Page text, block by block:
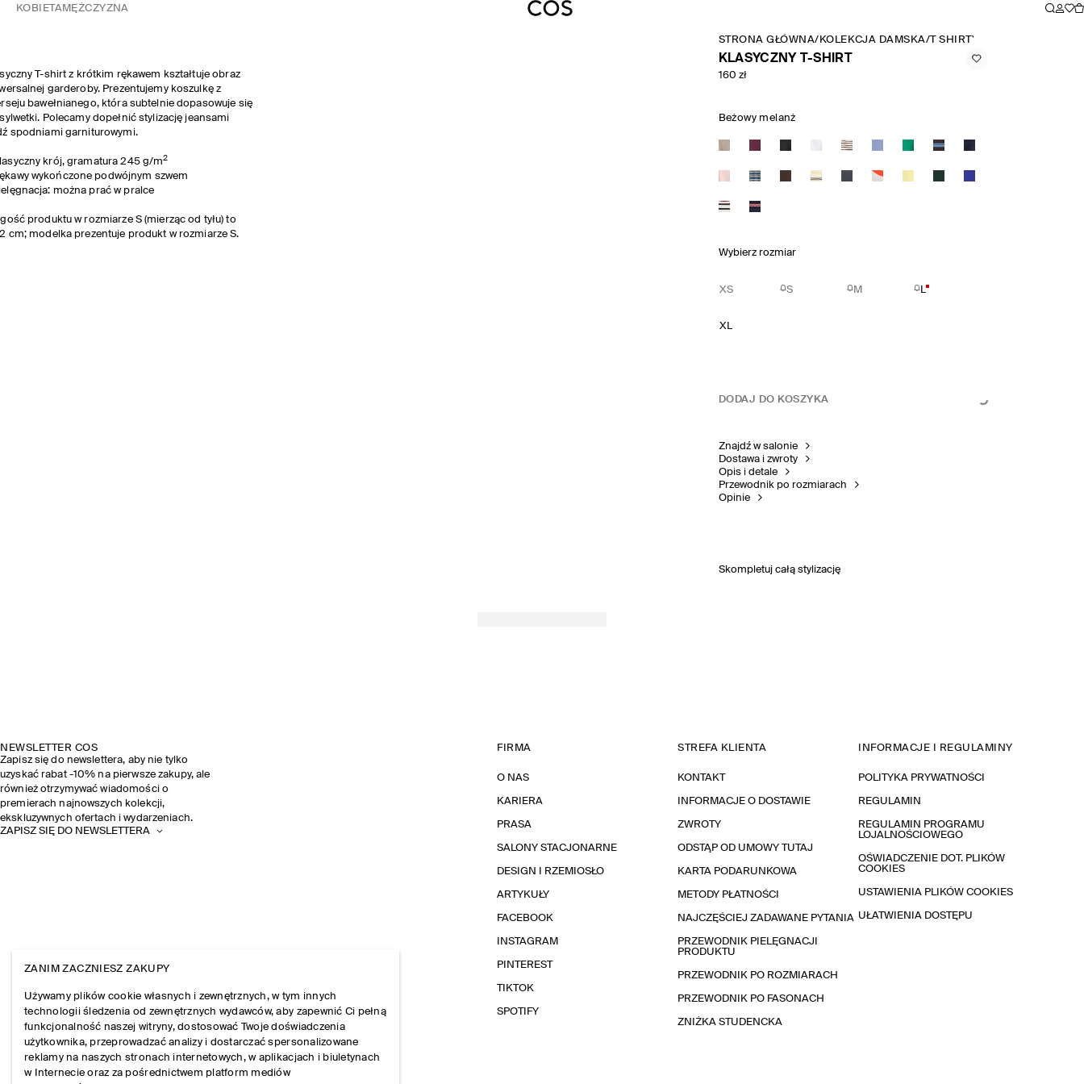
KOBIETA MĘŻCZYZNA
T-shirt z krótkim rękawem kształtuje obraz
garderoby. Prezentujemy koszulkę z
bawełnianego, która subtelnie dopasowuje się
Polecamy dopełnić stylizację jeansami
spodniami garniturowymi.
krój, gramatura 245 g/m2
wykończone podwójnym szwem
można prać w pralce
produktu w rozmiarze S (mierząc od tyłu) to
cm; modelka prezentuje produkt w rozmiarze S.
STRONA GŁÓWNA/ KOLEKCJA DAMSKA/T SHIRTY I KOSZULKI BEZ
KLASYCZNY T-SHIRT
160 zł
Beżowy melanż
Wybierz rozmiar
XS S M L
XL
DODAJ DO KOSZYKA
Znajdź w salonie
Dostawa i zwroty
Opis i detale
Przewodnik po rozmiarach
Opinie
Skompletuj całą stylizację
NEWSLETTER COS
Zapisz się do newslettera, aby nie tylko
uzyskać rabat -10% na pierwsze zakupy, ale
również otrzymywać wiadomości o
premierach najnowszych kolekcji,
ekskluzywnych ofertach i wydarzeniach.
ZAPISZ SIĘ DO NEWSLETTERA
FIRMA
O NAS
KARIERA
PRASA
SALONY STACJONARNE
DESIGN I RZEMIOSŁO
ARTYKUŁY
FACEBOOK
INSTAGRAM
PINTEREST
TIKTOK
SPOTIFY
STREFA KLIENTA
KONTAKT
INFORMACJE O DOSTAWIE
ZWROTY
ODSTĄP OD UMOWY TUTAJ
KARTA PODARUNKOWA
METODY PŁATNOŚCI
NAJCZĘŚCIEJ ZADAWANE PYTANIA
PRZEWODNIK PIELĘGNACJI
PRODUKTU
PRZEWODNIK PO ROZMIARACH
PRZEWODNIK PO FASONACH
ZNIŻKA STUDENCKA
INFORMACJE I REGULAMINY
POLITYKA PRYWATNOŚCI
REGULAMIN
REGULAMIN PROGRAMU
LOJALNOŚCIOWEGO
OŚWIADCZENIE DOT. PLIKÓW
COOKIES
USTAWIENIA PLIKÓW COOKIES
UŁATWIENIA DOSTĘPU
ZANIM ZACZNIESZ ZAKUPY
Używamy plików cookie własnych i zewnętrznych, w tym innych
technologii śledzenia od zewnętrznych wydawców, aby zapewnić Ci pełną
funkcjonalność naszej witryny, dostosować Twoje doświadczenia
użytkownika, przeprowadzać analizy i dostarczać spersonalizowane
reklamy na naszych stronach internetowych, w aplikacjach i biuletynach
w Internecie oraz za pośrednictwem platform mediów